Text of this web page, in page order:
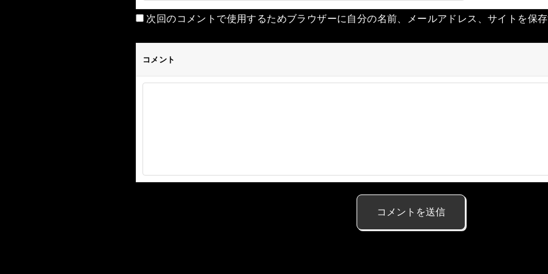
次回のコメントで使用するためブラウザーに自分の名前、メールアドレス、サイトを保
コメント